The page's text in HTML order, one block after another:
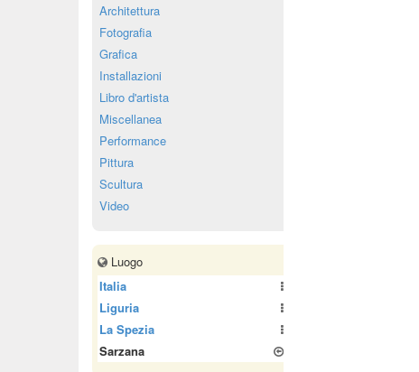
Architettura
Fotografia
Grafica
Installazioni
Libro d'artista
Miscellanea
Performance
Pittura
Scultura
Video
Luogo
Italia
Liguria
La Spezia
Sarzana